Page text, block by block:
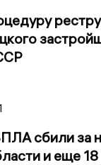
сбили за
и еще 18